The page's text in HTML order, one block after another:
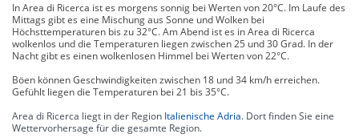
In Area di Ricerca ist es morgens sonnig bei Werten von 20°C. Im Laufe des
Mittags gibt es eine Mischung aus Sonne und Wolken bei
Höchsttemperaturen bis zu 32°C. Am Abend ist es in Area di Ricerca
wolkenlos und die Temperaturen liegen zwischen 25 und 30 Grad. In der
Nacht gibt es einen wolkenlosen Himmel bei Werten von 22°C.
Böen können Geschwindigkeiten zwischen 18 und 34 km/h erreichen.
Gefühlt liegen die Temperaturen bei 21 bis 35°C.
Area di Ricerca liegt in der Region Italienische Adria. Dort finden Sie eine
Wettervorhersage für die gesamte Region.